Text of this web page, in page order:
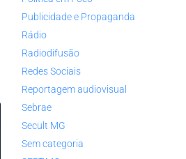
Publicidade e Propaganda
Rádio
Radiodifusão
Redes Sociais
Reportagem audiovisual
Sebrae
Secult MG
Sem categoria